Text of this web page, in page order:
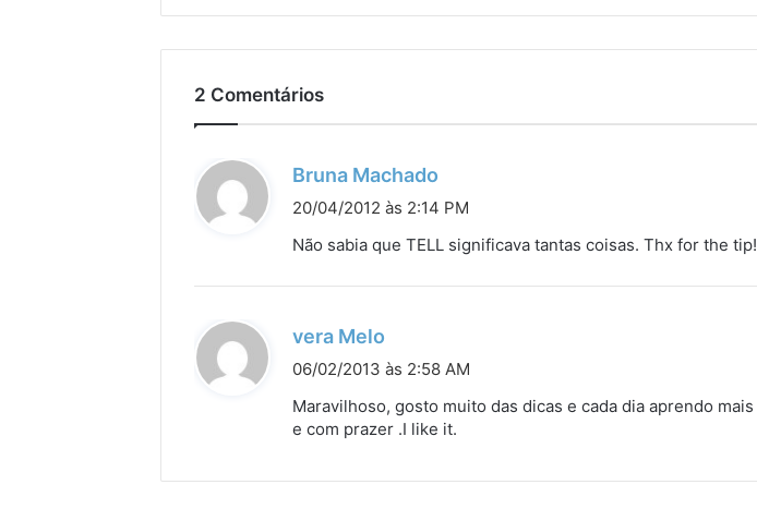
2 Comentários
Bruna Machado
e
20/04/2012 às 2:14 PM
Não sabia que TELL significava tantas coisas. Thx for the tip!
vera Melo
i
s
:
06/02/2013 às 2:58 AM
Maravilhoso, gosto muito das dicas e cada dia aprendo mais
e com prazer .I like it.